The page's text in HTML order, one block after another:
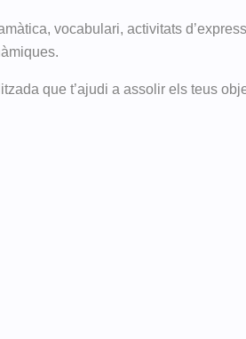
vocabulari, activitats
que t’ajudi a assolir els teus